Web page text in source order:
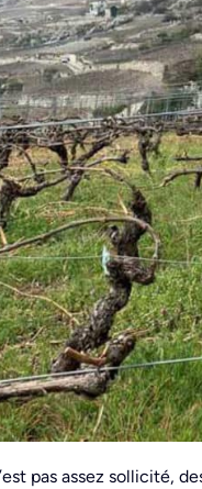
pas assez sollicité,